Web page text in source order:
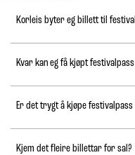
Korleis byter eg billett til
Kvar kan eg få kjøpt
Er det trygt å kjøpe festivalpass
Kjem det fleire billettar for sal?